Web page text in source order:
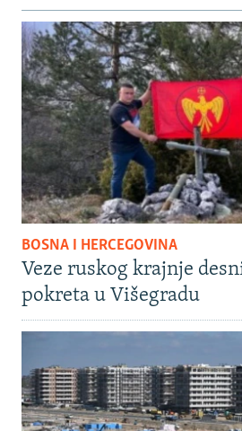
BOSNA I HERCEGOVINA
Veze ruskog krajnje
pokreta u Višegradu